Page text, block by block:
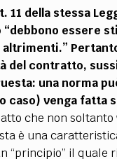
11 della stessa
essere
altrimenti.”
del contratto,
una norma
caso) venga fatta
che non
è una
“principio” il quale